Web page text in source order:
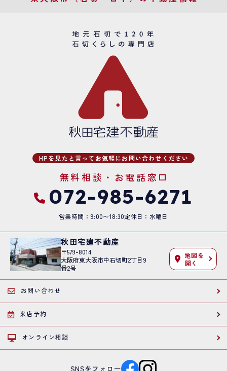
HPを見たと言ってお気軽にお問い合わせください
無料相談・お電話窓口
072-985-6271
営業時間：9:00〜18:30定休日：水曜日
秋田宅建不動産
〒579-8014
大阪府東大阪市中石切町2丁目9
番2号
地図を
開く
お問い合わせ
来店予約
オンライン相談
SNSをフォロー